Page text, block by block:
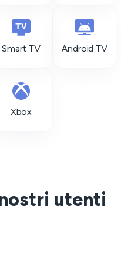
Smart TV Android TV
Xbox
utenti